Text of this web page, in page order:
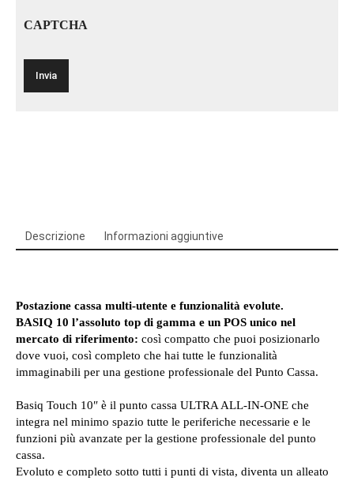
CAPTCHA
Descrizione Informazioni aggiuntive
Postazione cassa multi-utente e funzionalità evolute.
BASIQ 10 l’assoluto top di gamma e un POS unico nel
mercato di riferimento: così compatto che puoi posizionarlo
dove vuoi, così completo che hai tutte le funzionalità
immaginabili per una gestione professionale del Punto Cassa.
Basiq Touch 10″ è il punto cassa ULTRA ALL-IN-ONE che
integra nel minimo spazio tutte le periferiche necessarie e le
funzioni più avanzate per la gestione professionale del punto
cassa.
Evoluto e completo sotto tutti i punti di vista, diventa un alleato